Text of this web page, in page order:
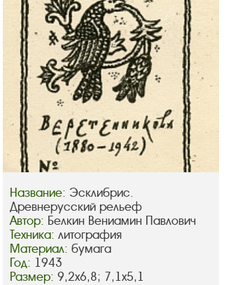
Название: Эсклибрис.
Древнерусский рельеф
Автор: Белкин Вениамин Павлович
Техника: литография
Материал: бумага
Год: 1943
Размер: 9,2х6,8; 7,1х5,1